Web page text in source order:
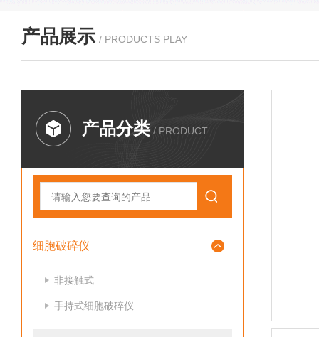
产品展示 / PRODUCTS PLAY
产品分类 / PRODUCT
细胞破碎仪
非接触式
手持式细胞破碎仪